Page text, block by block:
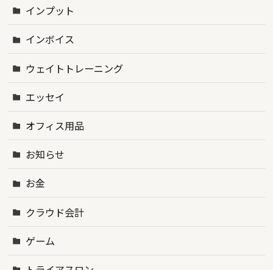
インプット
インボイス
ウェイトトレーニング
エッセイ
オフィス用品
お知らせ
お金
クラウド会計
ゲーム